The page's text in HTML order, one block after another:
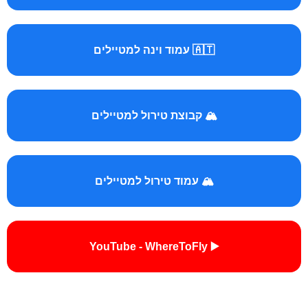
🇦🇹 עמוד וינה למטיילים
🏔️ קבוצת טירול למטיילים
🏔️ עמוד טירול למטיילים
▶️ YouTube - WhereToFly